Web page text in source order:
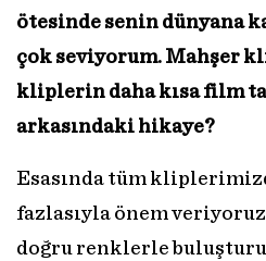
ötesinde senin dünyana
çok seviyorum. Mahşer
kliplerin daha kısa film
arkasındaki hikaye?
Esasında tüm
fazlasıyla önem
doğru renklerle